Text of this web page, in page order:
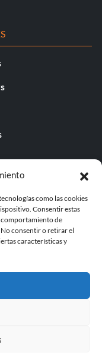
como las cookies
Consentir estas
de
consentir o retirar el
características y
rights reserved